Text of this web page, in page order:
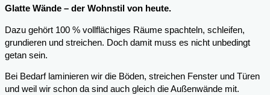
Glatte Wände – der Wohnstil von heute.
Dazu gehört 100 % vollflächiges Räume spachteln, schleifen,
grundieren und streichen. Doch damit muss es nicht unbedingt
getan sein.
Bei Bedarf laminieren wir die Böden, streichen Fenster und Türen
und weil wir schon da sind auch gleich die Außenwände mit.